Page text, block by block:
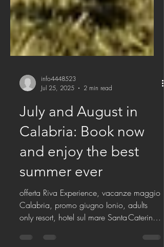
info4448523
Jul 25, 2025
2 min read
July and August in
Calabria: Book now
and enjoy the best
summer ever
offerta Riva Experience, vacanze maggio